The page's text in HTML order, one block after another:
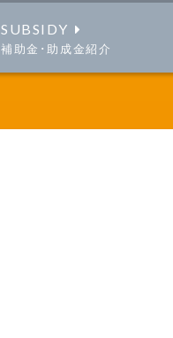
SUBSIDY
補助金･助成金紹介